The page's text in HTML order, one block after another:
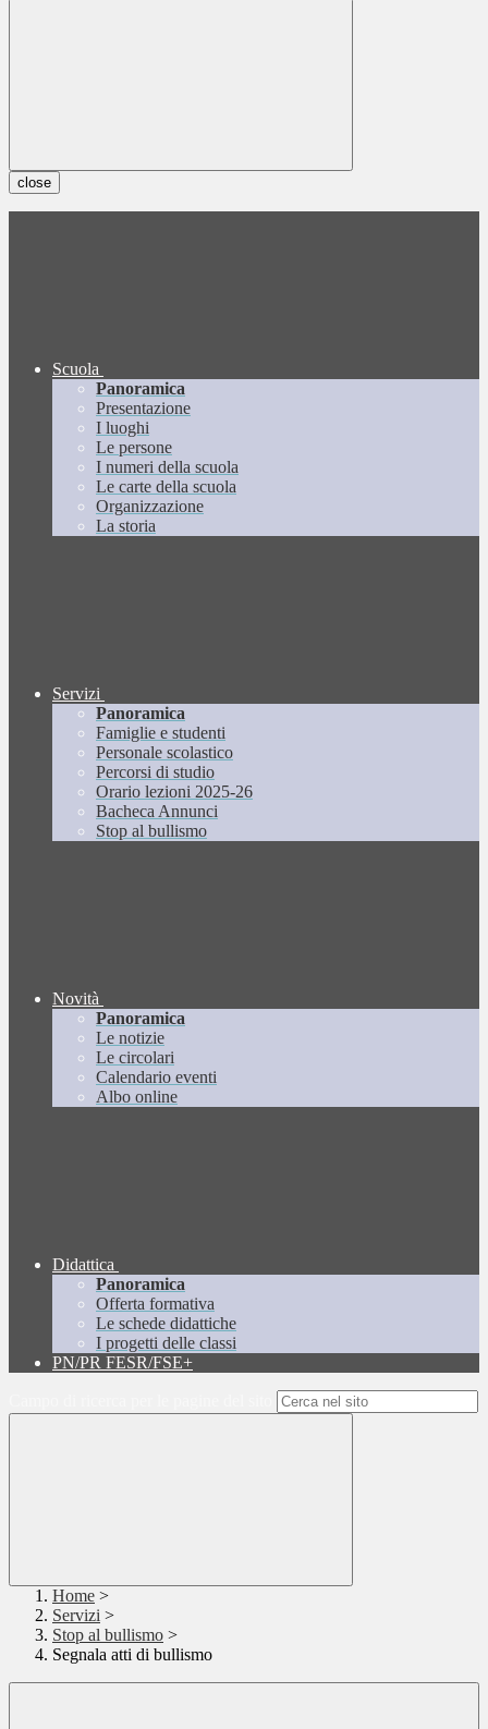
close
Scuola
Panoramica
Presentazione
I luoghi
Le persone
I numeri della scuola
Le carte della scuola
Organizzazione
La storia
Servizi
Panoramica
Famiglie e studenti
Personale scolastico
Percorsi di studio
Orario lezioni 2025-26
Bacheca Annunci
Stop al bullismo
Novità
Panoramica
Le notizie
Le circolari
Calendario eventi
Albo online
Didattica
Panoramica
Offerta formativa
Le schede didattiche
I progetti delle classi
PN/PR FESR/FSE+
Home >
Servizi >
Stop al bullismo >
Segnala atti di bullismo